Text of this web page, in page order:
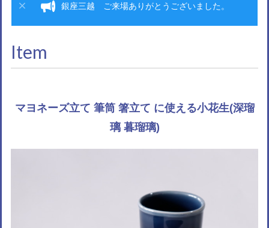
銀座三越 ご来場ありがとうございました。
Item
マヨネーズ立て 筆筒 箸立て に使える小花生(深瑠
璃 暮瑠璃)